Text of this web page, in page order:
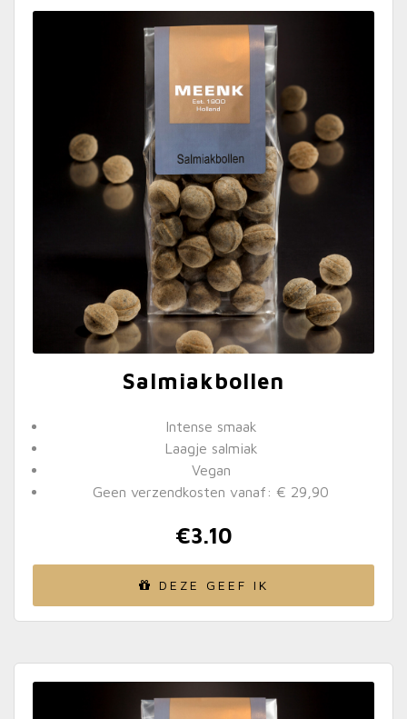
Salmiakbollen
Intense smaak
Laagje salmiak
Vegan
Geen verzendkosten vanaf: € 29,90
€3.10
DEZE GEEF IK